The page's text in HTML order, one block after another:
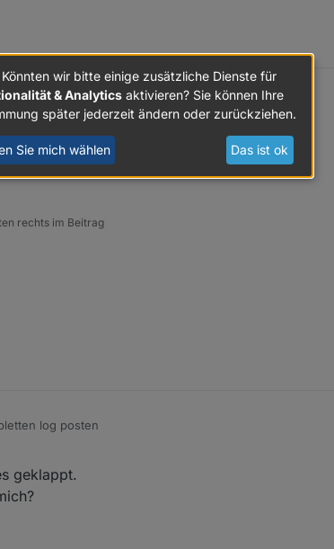
log posten
rechts im Beitrag
log posten
geklappt.
Könnten wir bitte einige zusätzliche Dienste für
& Analytics aktivieren? Sie können Ihre
später jederzeit ändern oder zurückziehen.
Sie mich wählen Das ist ok